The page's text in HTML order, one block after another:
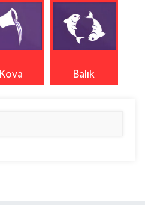
Kova Balık